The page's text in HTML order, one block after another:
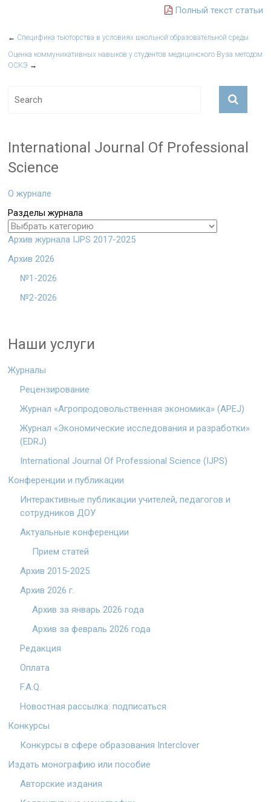
Полный текст статьи
← Специфика тьюторства в условиях школьной образовательной среды
Оценка коммуникативных навыков у студентов медицинского Вуза методом
ОСКЭ →
International Journal Of Professional
Science
О журнале
Разделы журнала
Архив журнала IJPS 2017-2025
Архив 2026
№1-2026
№2-2026
Наши услуги
Журналы
Рецензирование
Журнал «Агропродовольственная экономика» (APEJ)
Журнал «Экономические исследования и разработки»
(EDRJ)
International Journal Of Professional Science (IJPS)
Конференции и публикации
Интерактивные публикации учителей, педагогов и
сотрудников ДОУ
Актуальные конференции
Прием статей
Архив 2015-2025
Архив 2026 г.
Архив за январь 2026 года
Архив за февраль 2026 года
Редакция
Оплата
F.A.Q.
Новостная рассылка: подписаться
Конкурсы
Конкурсы в сфере образования Interclover
Издать монографию или пособие
Авторские издания